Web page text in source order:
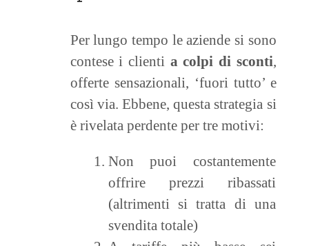
Per lungo tempo le aziende si sono
contese i clienti a colpi di sconti,
offerte sensazionali, ‘fuori tutto’ e
così via. Ebbene, questa strategia si
è rivelata perdente per tre motivi:
Non puoi costantemente
offrire prezzi ribassati
(altrimenti si tratta di una
svendita totale)